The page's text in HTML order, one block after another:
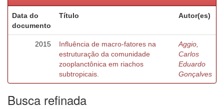
Data do
documento
Título Autor(es)
2015
Influência de macro-fatores na
estruturação da comunidade
zooplanctônica em riachos
subtropicais.
Aggio,
Carlos
Eduardo
Gonçalves
Busca refinada